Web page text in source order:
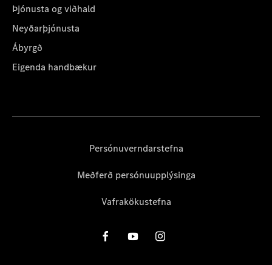
Þjónusta og viðhald
Neyðarþjónusta
Ábyrgð
Eigenda handbækur
Persónuverndarstefna
Meðferð persónuupplýsinga
Vafrakökustefna